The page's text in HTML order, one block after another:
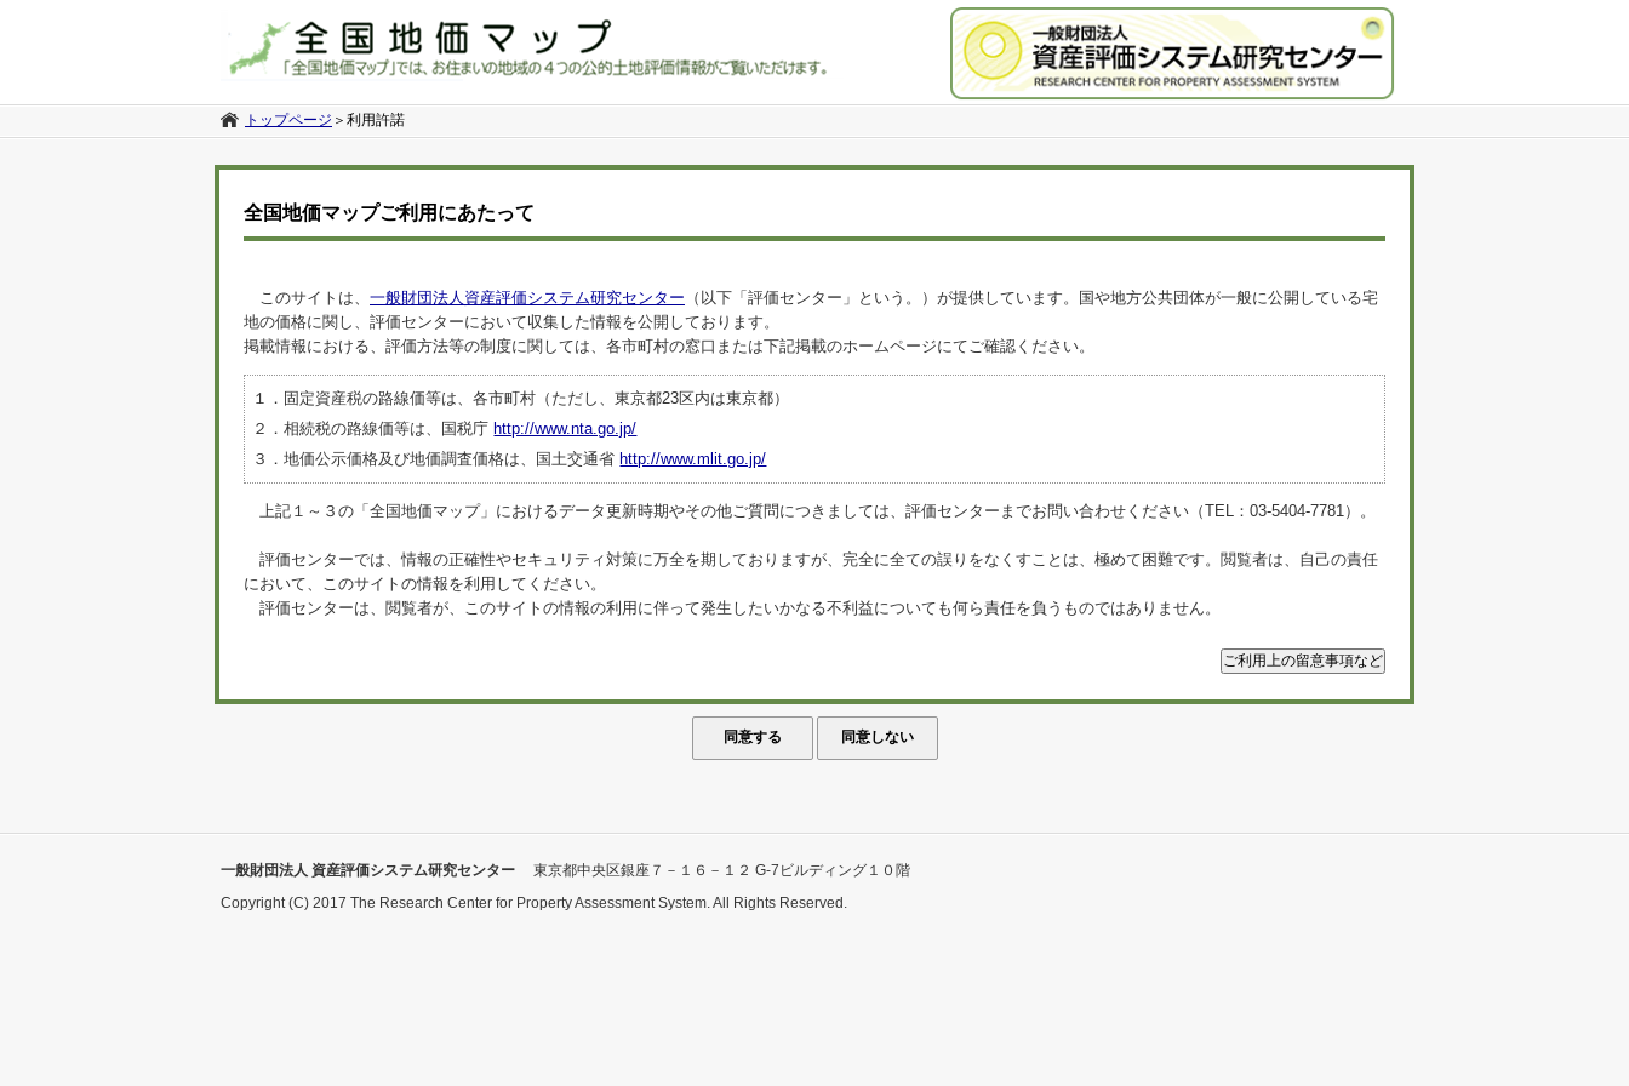
トップページ ＞ 利用許諾
全国地価マップご利用にあたって
このサイトは、 一般財団法人資産評価システム研究センター （以下「評価センター」という。）が提供しています。国や地方公共団体が一般に公開している宅
地の価格に関し、評価センターにおいて収集した情報を公開しております。
掲載情報における、評価方法等の制度に関しては、各市町村の窓口または下記掲載のホームページにてご確認ください。
１．固定資産税の路線価等は、各市町村（ただし、東京都23区内は東京都）
２．相続税の路線価等は、国税庁 http://www.nta.go.jp/
３．地価公示価格及び地価調査価格は、国土交通省 http://www.mlit.go.jp/
上記１～３の「全国地価マップ」におけるデータ更新時期やその他ご質問につきましては、評価センターまでお問い合わせください（TEL：03-5404-7781）。
評価センターでは、情報の正確性やセキュリティ対策に万全を期しておりますが、完全に全ての誤りをなくすことは、極めて困難です。閲覧者は、自己の責任
において、このサイトの情報を利用してください。
評価センターは、閲覧者が、このサイトの情報の利用に伴って発生したいかなる不利益についても何ら責任を負うものではありません。
一般財団法人 資産評価システム研究センター
東京都中央区銀座７－１６－１２ G-7ビルディング１０階
Copyright (C) 2017 The Research Center for Property Assessment System. All Rights Reserved.